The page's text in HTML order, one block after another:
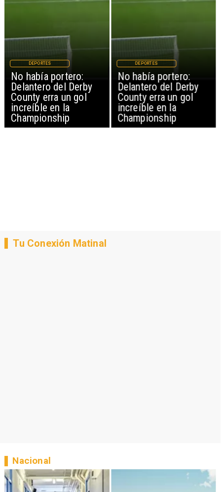
No había portero:
Delantero del Derby
County erra un gol
increíble en la
Championship
DEPORTES
No había portero:
Delantero del Derby
County erra un gol
increíble en la
Championship
DEPORTES
Tu Conexión Matinal
Nacional